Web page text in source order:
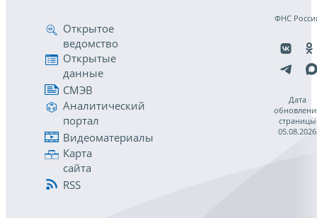
Открытое
ведомство
Открытые
данные
СМЭВ
Аналитический
портал
Видеоматериалы
Карта
сайта
RSS
ФНС
Дата
страницы
05.08.2026